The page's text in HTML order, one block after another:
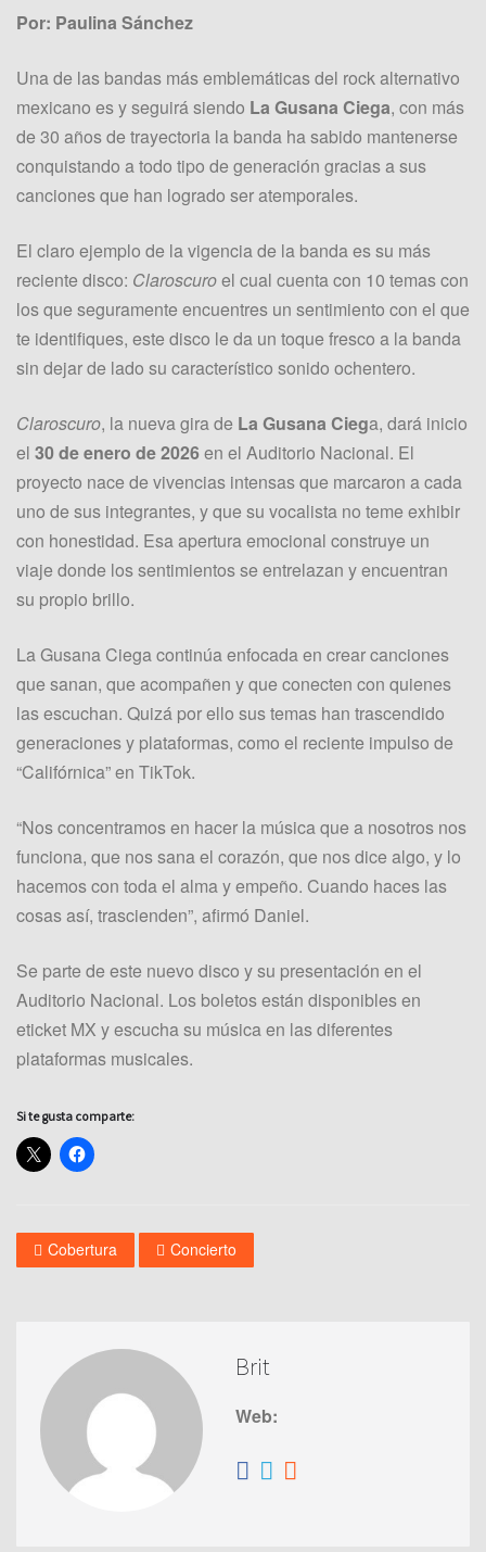
Por: Paulina Sánchez
Una de las bandas más emblemáticas del rock alternativo
mexicano es y seguirá siendo La Gusana Ciega, con más
de 30 años de trayectoria la banda ha sabido mantenerse
conquistando a todo tipo de generación gracias a sus
canciones que han logrado ser atemporales.
El claro ejemplo de la vigencia de la banda es su más
reciente disco: Claroscuroel cual cuenta con 10 temas con
los que seguramente encuentres un sentimiento con el que
te identifiques, este disco le da un toque fresco a la banda
sin dejar de lado su característico sonido ochentero.
Claroscuro, la nueva gira de La Gusana Ciega, dará inicio
el 30 de enero de 2026en el Auditorio Nacional. El
proyecto nace de vivencias intensas que marcaron a cada
uno de sus integrantes, y que su vocalista no teme exhibir
con honestidad. Esa apertura emocional construye un
viaje donde los sentimientos se entrelazan y encuentran
su propio brillo.
La Gusana Ciega continúa enfocada en crear canciones
que sanan, que acompañen y que conecten con quienes
las escuchan. Quizá por ello sus temas han trascendido
generaciones y plataformas, como el reciente impulso de
“Califórnica” en TikTok.
“Nos concentramos en hacer la música que a nosotros nos
funciona, que nos sana el corazón, que nos dice algo, y lo
hacemos con toda el alma y empeño. Cuando haces las
cosas así, trascienden”, afirmó Daniel.
Se parte de este nuevo disco y su presentación en el
Auditorio Nacional. Los boletos están disponibles en
eticket MX y escucha su música en las diferentes
plataformas musicales.
Si te gusta comparte:
Cobertura Concierto
Brit
Web: